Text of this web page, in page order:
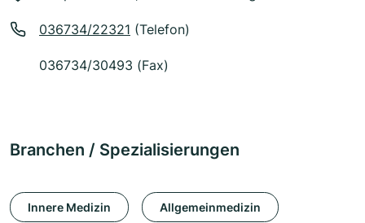
036734/22321 (Telefon)
036734/30493 (Fax)
Branchen / Spezialisierungen
Innere Medizin Allgemeinmedizin